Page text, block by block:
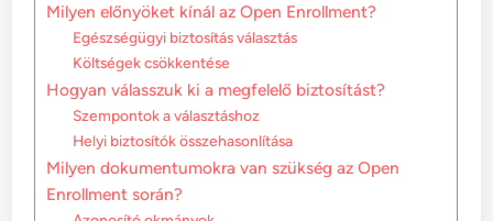
Milyen előnyöket kínál az Open Enrollment?
Egészségügyi biztosítás választás
Költségek csökkentése
Hogyan válasszuk ki a megfelelő biztosítást?
Szempontok a választáshoz
Helyi biztosítók összehasonlítása
Milyen dokumentumokra van szükség az Open
Enrollment során?